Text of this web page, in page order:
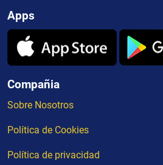
Apps
Compañia
Sobre Nosotros
Política de Cookies
Política de privacidad